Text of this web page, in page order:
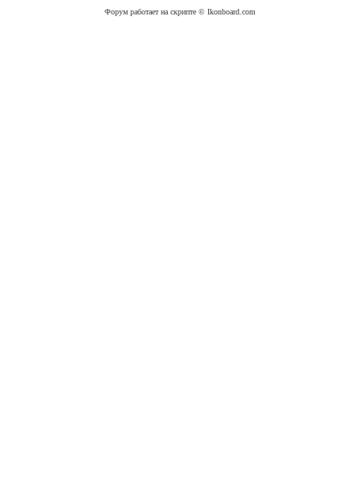
Форум работает на скрипте © Ikonboard.com